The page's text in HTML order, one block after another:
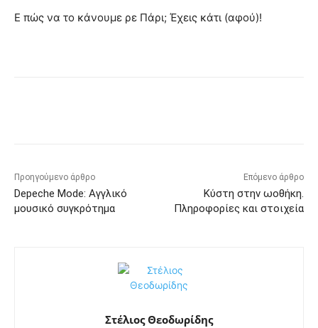
Ε πώς να το κάνουμε ρε Πάρι; Έχεις κάτι (αφού)!
Προηγούμενο άρθρο
Depeche Mode: Αγγλικό
μουσικό συγκρότημα
Επόμενο άρθρο
Κύστη στην ωοθήκη.
Πληροφορίες και στοιχεία
Στέλιος Θεοδωρίδης